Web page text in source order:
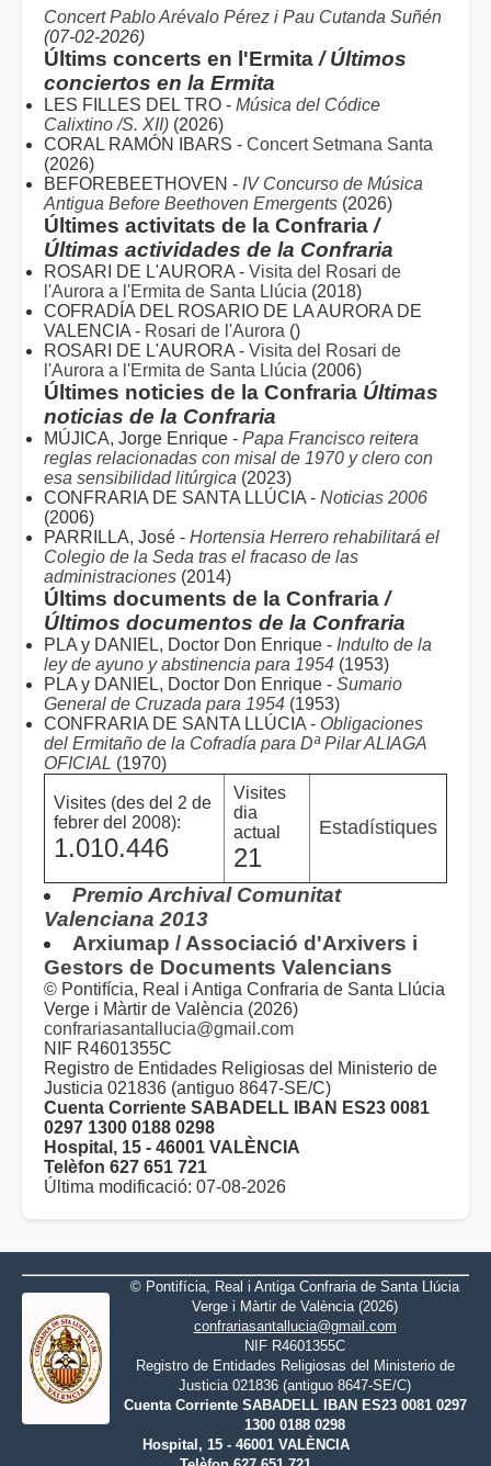
Concert Pablo Arévalo Pérez i Pau Cutanda Suñén
(07-02-2026)
Últims concerts en l'Ermita/ Últimos
conciertos en la Ermita
LES FILLES DEL TRO - Música del Códice
Calixtino /S. XII) (2026)
CORAL RAMÓN IBARS - Concert Setmana Santa
(2026)
BEFOREBEETHOVEN - IV Concurso de Música
Antigua Before Beethoven Emergents (2026)
Últimes activitats de la Confraria/
Últimas actividades de la Confraria
ROSARI DE L'AURORA - Visita del Rosari de
l'Aurora a l'Ermita de Santa Llúcia (2018)
COFRADÍA DEL ROSARIO DE LA AURORA DE
VALENCIA - Rosari de l'Aurora ()
ROSARI DE L'AURORA - Visita del Rosari de
l'Aurora a l'Ermita de Santa Llúcia (2006)
Últimes noticies de la Confraria Últimas
noticias de la Confraria
MÚJICA, Jorge Enrique - Papa Francisco reitera
reglas relacionadas con misal de 1970 y clero con
esa sensibilidad litúrgica (2023)
CONFRARIA DE SANTA LLÚCIA - Noticias 2006
(2006)
PARRILLA, José - Hortensia Herrero rehabilitará el
Colegio de la Seda tras el fracaso de las
administraciones (2014)
Últims documents de la Confraria/
Últimos documentos de la Confraria
PLA y DANIEL, Doctor Don Enrique - Indulto de la
ley de ayuno y abstinencia para 1954 (1953)
PLA y DANIEL, Doctor Don Enrique - Sumario
General de Cruzada para 1954 (1953)
CONFRARIA DE SANTA LLÚCIA - Obligaciones
del Ermitaño de la Cofradía para Dª Pilar ALIAGA
OFICIAL (1970)
Visites (des del 2 de
febrer del 2008):
1.010.446
Visites
dia
actual
21
Estadístiques
Premio Archival Comunitat
Valenciana 2013
Arxiumap / Associació d'Arxivers i
Gestors de Documents Valencians
© Pontifícia, Real i Antiga Confraria de Santa Llúcia
Verge i Màrtir de València (2026)
confrariasantallucia@gmail.com
NIF R4601355C
Registro de Entidades Religiosas del Ministerio de
Justicia 021836 (antiguo 8647-SE/C)
Cuenta Corriente SABADELL IBAN ES23 0081
0297 1300 0188 0298
Hospital, 15 - 46001 VALÈNCIA
Telèfon 627 651 721
Última modificació: 07-08-2026
© Pontifícia, Real i Antiga Confraria de Santa Llúcia
Verge i Màrtir de València (2026)
confrariasantallucia@gmail.com
NIF R4601355C
Registro de Entidades Religiosas del Ministerio de
Justicia 021836 (antiguo 8647-SE/C)
Cuenta Corriente SABADELL IBAN ES23 0081 0297
1300 0188 0298
Hospital, 15 - 46001 VALÈNCIA